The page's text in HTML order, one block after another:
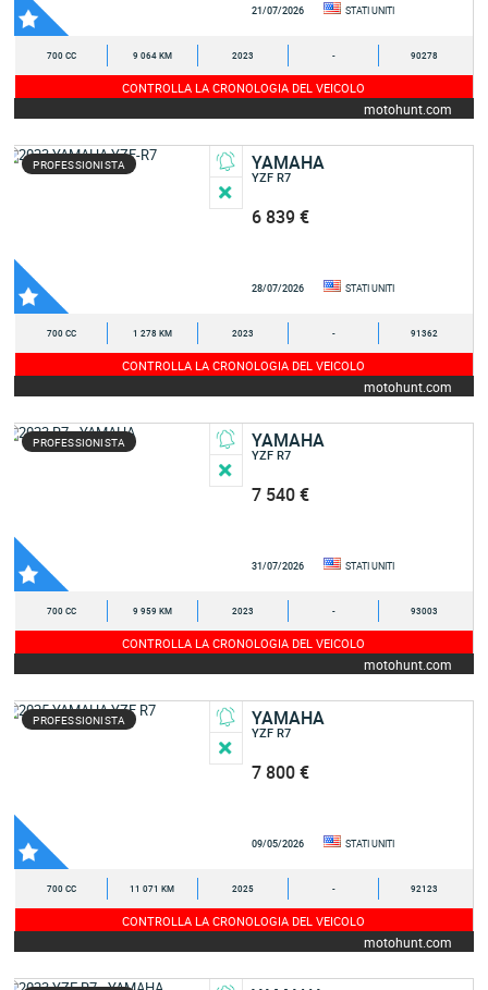
21/07/2026 STATI UNITI
700 CC 9 064 KM 2023 - 90278
CONTROLLA LA CRONOLOGIA DEL VEICOLO
motohunt.com
PROFESSIONISTA YAMAHA
YZF R7
6 839 €
28/07/2026 STATI UNITI
700 CC 1 278 KM 2023 - 91362
CONTROLLA LA CRONOLOGIA DEL VEICOLO
motohunt.com
PROFESSIONISTA YAMAHA
YZF R7
7 540 €
31/07/2026 STATI UNITI
700 CC 9 959 KM 2023 - 93003
CONTROLLA LA CRONOLOGIA DEL VEICOLO
motohunt.com
PROFESSIONISTA YAMAHA
YZF R7
7 800 €
09/05/2026 STATI UNITI
700 CC 11 071 KM 2025 - 92123
CONTROLLA LA CRONOLOGIA DEL VEICOLO
motohunt.com